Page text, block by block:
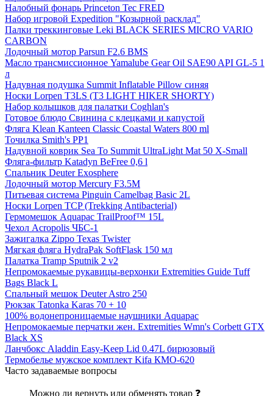
Налобный фонарь Princeton Tec FRED
Набор игровой Expedition "Козырной расклад"
Палки треккинговые Leki BLACK SERIES MICRO VARIO
CARBON
Лодочный мотор Parsun F2.6 BMS
Масло трансмиссионное Yamalube Gear Oil SAE90 API GL-5 1
л
Надувная подушка Summit Inflatable Pillow синяя
Носки Lorpen T3LS (T3 LIGHT HIKER SHORTY)
Набор колышков для палатки Coghlan's
Готовое блюдо Свинина с клецками и капустой
Фляга Klean Kanteen Classic Coastal Waters 800 ml
Точилка Smith's PP1
Надувной коврик Sea To Summit UltraLight Mat 50 X-Small
Фляга-фильтр Katadyn BeFree 0,6 l
Спальник Deuter Exosphere
Лодочный мотор Mercury F3.5M
Питьевая система Pinguin Camelbag Basic 2L
Носки Lorpen TCP (Trekking Antibacterial)
Гермомешок Aquapac TrailProof™ 15L
Чехол Acropolis ЧБС-1
Зажигалка Zippo Texas Twister
Мягкая фляга HydraPak SoftFlask 150 мл
Палатка Tramp Sputnik 2 v2
Непромокаемые рукавицы-верхонки Extremities Guide Tuff
Bags Black L
Спальный мешок Deuter Astro 250
Рюкзак Tatonka Karas 70 + 10
100% водонепроницаемые наушники Aquapac
Непромокаемые перчатки жен. Extremities Wmn's Corbett GTX
Black XS
Ланчбокс Aladdin Easy-Keep Lid 0.47L бирюзовый
Термобелье мужское комплект Kifa КМО-620
Часто задаваемые вопросы
Можно ли вернуть или обменять товар ❓